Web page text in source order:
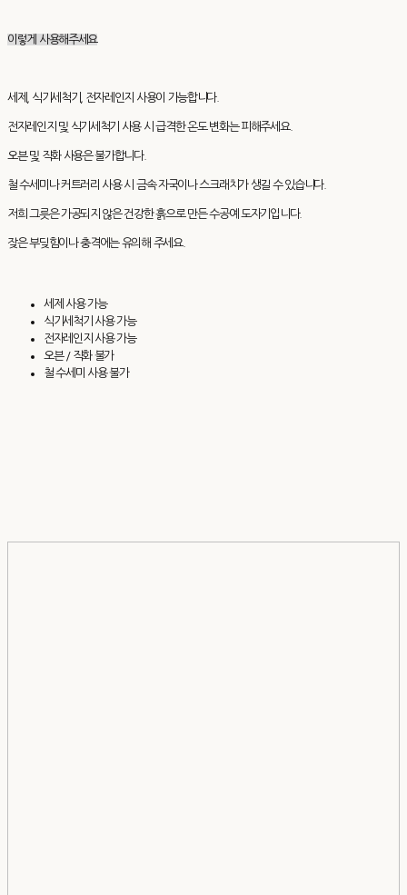
이렇게 사용해주세요
세제, 식기세척기, 전자레인지 사용이 가능합니다.
전자레인지 및 식기세척기 사용 시 급격한 온도 변화는 피해주세요.
오븐 및 직화 사용은 불가합니다.
철 수세미나 커트러리 사용 시 금속 자국이나 스크래치가 생길 수 있습니다.
저희 그릇은 가공되지 않은 건강한 흙으로 만든 수공예 도자기입니다.
잦은 부딪힘이나 충격에는 유의해 주세요.
세제 사용 가능
식기세척기 사용 가능
전자레인지 사용 가능
오븐 / 직화 불가
철 수세미 사용 불가